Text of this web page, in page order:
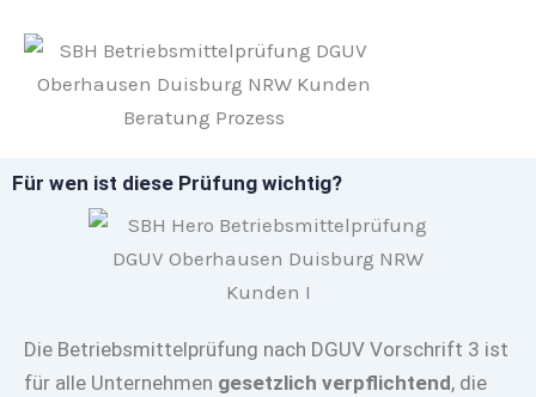
Für wen ist diese Prüfung wichtig?
Die Betriebsmittelprüfung nach DGUV Vorschrift 3 ist
für alle Unternehmen gesetzlich verpflichtend, die